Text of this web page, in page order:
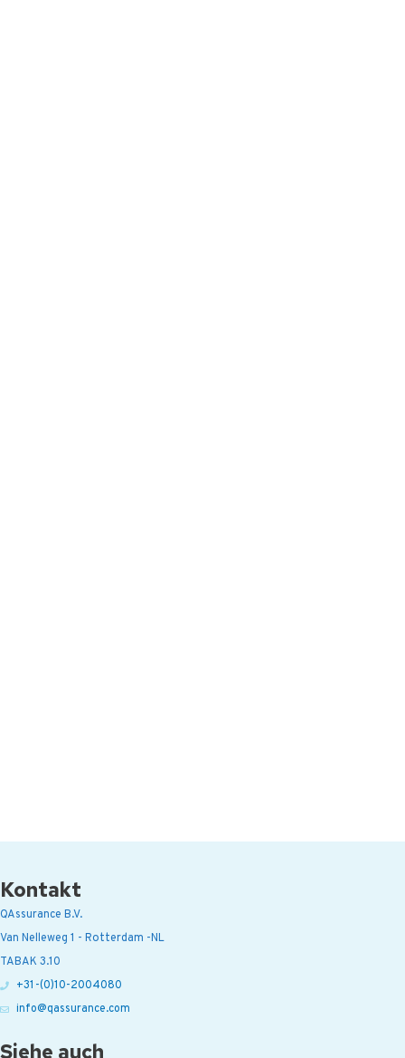
Kontakt
QAssurance B.V.
Van Nelleweg 1 - Rotterdam -NL
TABAK 3.10
+31-(0)10-2004080
info@qassurance.com
Siehe auch